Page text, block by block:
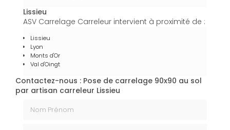
Lissieu
ASV Carrelage Carreleur intervient à proximité de :
Lissieu
Lyon
Monts d'Or
Val d'Oingt
Contactez-nous : Pose de carrelage 90x90 au sol
par artisan carreleur Lissieu